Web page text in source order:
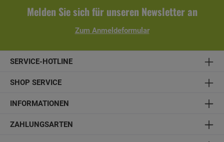
Melden Sie sich für unseren Newsletter an
Zum Anmeldeformular
SERVICE-HOTLINE
SHOP SERVICE
INFORMATIONEN
ZAHLUNGSARTEN